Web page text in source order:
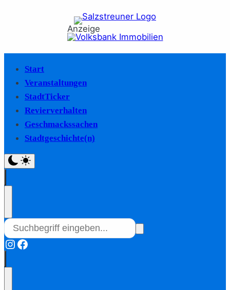
Anzeige
Start
Veranstaltungen
StadtTicker
Revierverhalten
Geschmackssachen
Stadtgeschichte(n)
Instagram
Facebook